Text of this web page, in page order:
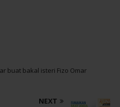
buat bakal isteri Fizo Omar
NEXT